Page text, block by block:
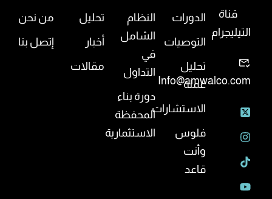
قناة
التيليجرام
Info@amwalco.com
الدورات
التوصيات
تحليل
عملة
الاستشارات
فلوس
وأنت
قاعد
النظام
الشامل
في
التداول
دورة بناء
المحفظة
الاستثمارية
تحليل
أخبار
مقالات
من نحن
إتصل بنا